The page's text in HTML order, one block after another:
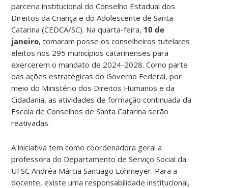
parceria institucional do Conselho Estadual dos
Direitos da Criança e do Adolescente de Santa
Catarina (CEDCA/SC). Na quarta-feira, 10 de
janeiro, tomaram posse os conselheiros tutelares
eleitos nos 295 municípios catarinenses para
exercerem o mandato de 2024-2028. Como parte
das ações estratégicas do Governo Federal, por
meio do Ministério dos Direitos Humanos e da
Cidadania, as atividades de formação continuada da
Escola de Conselhos de Santa Catarina serão
reativadas.
A iniciativa tem como coordenadora geral a
professora do Departamento de Serviço Social da
UFSC Andréa Márcia Santiago Lohmeyer. Para a
docente, existe uma responsabilidade institucional,